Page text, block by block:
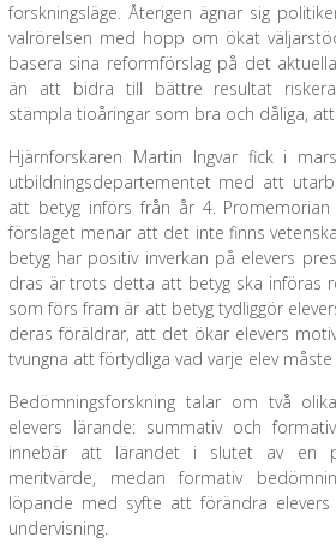
forskningsläge. Återigen ägnar sig
valrörelsen med hopp om ökat
basera sina reformförslag på det
än att bidra till bättre resultat
stämpla tioåringar som bra och dåliga,
Hjärnforskaren Martin Ingvar fick i
utbildningsdepartementet med att
att betyg införs från år 4.
förslaget menar att det inte finns
betyg har positiv inverkan på elevers
dras är trots detta att betyg ska införas
som förs fram är att betyg tydliggör
deras föräldrar, att det ökar elevers
tvungna att förtydliga vad varje elev
Bedömningsforskning talar om två
elevers lärande: summativ och
innebär att lärandet i slutet av en
meritvärde, medan formativ
löpande med syfte att förändra elevers
undervisning.